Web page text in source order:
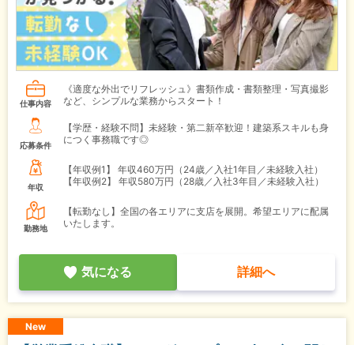
仕事内容
《適度な外出でリフレッシュ》書類作成・書類整理・写真撮影
など、シンプルな業務からスタート！
応募条件
【学歴・経験不問】未経験・第二新卒歓迎！建築系スキルも身
につく事務職です◎
年収
【年収例1】
年収460万円（24歳／入社1年目／未経験入社）
【年収例2】
年収580万円（28歳／入社3年目／未経験入社）
勤務地
【転勤なし】全国の各エリアに支店を展開。希望エリアに配属
いたします。
気になる 詳細へ
New